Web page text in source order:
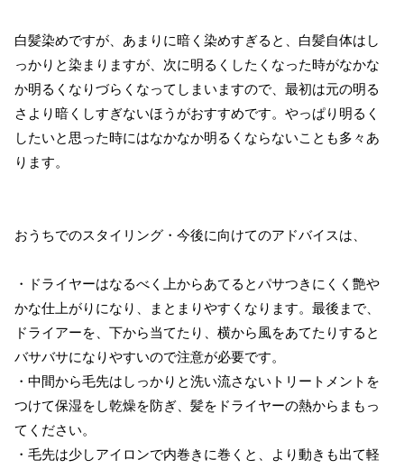
白髪染めですが、あまりに暗く染めすぎると、白髪自体はし
っかりと染まりますが、次に明るくしたくなった時がなかな
か明るくなりづらくなってしまいますので、最初は元の明る
さより暗くしすぎないほうがおすすめです。やっぱり明るく
したいと思った時にはなかなか明るくならないことも多々あ
ります。
おうちでのスタイリング・今後に向けてのアドバイスは、
・ドライヤーはなるべく上からあてるとパサつきにくく艶や
かな仕上がりになり、まとまりやすくなります。最後まで、
ドライアーを、下から当てたり、横から風をあてたりすると
バサバサになりやすいので注意が必要です。
・中間から毛先はしっかりと洗い流さないトリートメントを
つけて保湿をし乾燥を防ぎ、髪をドライヤーの熱からまもっ
てください。
・毛先は少しアイロンで内巻きに巻くと、より動きも出て軽